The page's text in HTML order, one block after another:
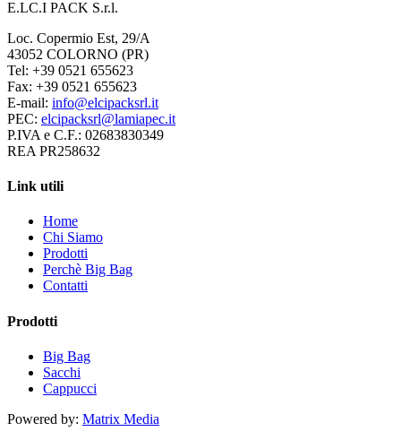
E.LC.I PACK S.r.l.
Loc. Copermio Est, 29/A
43052 COLORNO (PR)
Tel: +39 0521 655623
Fax: +39 0521 655623
E-mail: info@elcipacksrl.it
PEC: elcipacksrl@lamiapec.it
P.IVA e C.F.: 02683830349
REA PR258632
Link utili
Home
Chi Siamo
Prodotti
Perchè Big Bag
Contatti
Prodotti
Big Bag
Sacchi
Cappucci
Powered by: Matrix Media